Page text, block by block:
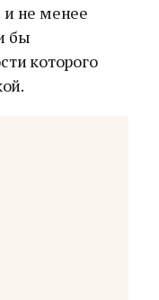
не менее
бы
которого